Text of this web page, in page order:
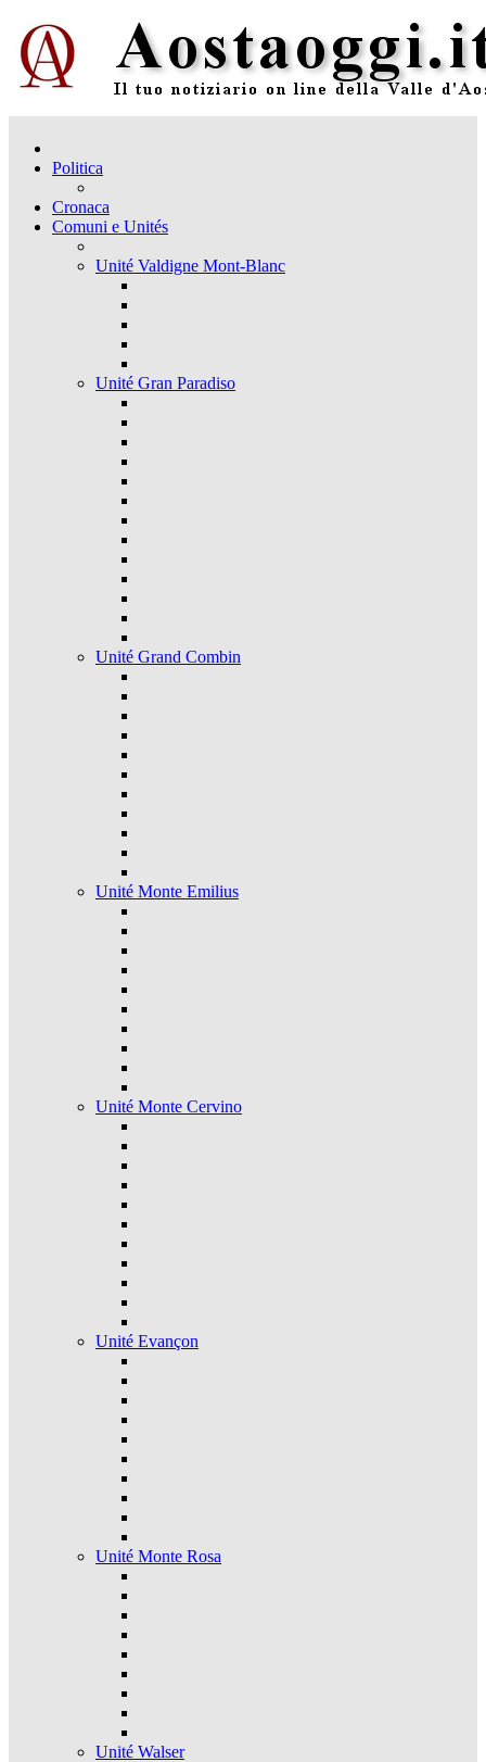
Politica
Cronaca
Comuni e Unités
Unité Valdigne Mont-Blanc
Unité Gran Paradiso
Unité Grand Combin
Unité Monte Emilius
Unité Monte Cervino
Unité Evançon
Unité Monte Rosa
Unité Walser